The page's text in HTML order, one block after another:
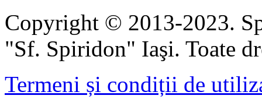
Copyright © 2013-2023.
"Sf. Spiridon" Iaşi. Toate
Termeni și condiții de